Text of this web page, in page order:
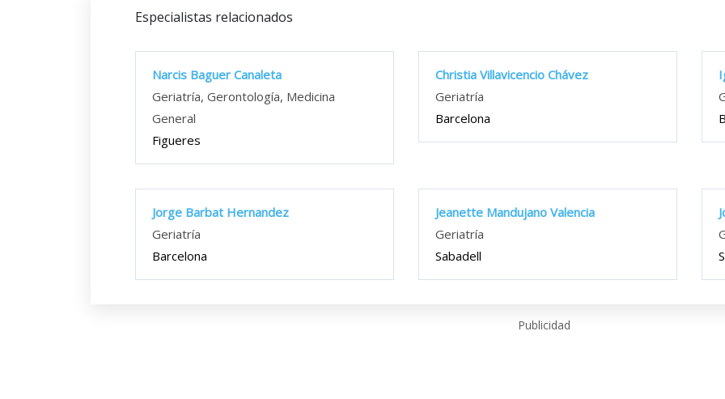
Especialistas relacionados
Narcis Baguer Canaleta
Geriatría, Gerontología, Medicina
General
Figueres
Christia Villavicencio Chávez
Geriatría
Barcelona
Jorge Barbat Hernandez
Geriatría
Barcelona
Jeanette Mandujano Valencia
Geriatría
Sabadell
Publicidad